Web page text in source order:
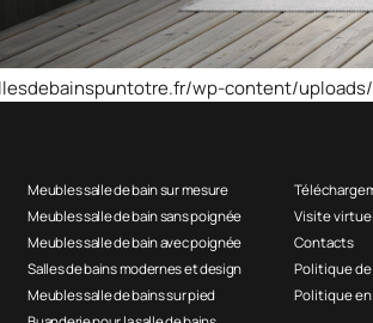
wp-content/
Meubles salle de bain sur mesure
Meubles salle de bain sans poignée
Meubles salle de bain avec poignée
Salles de bains modernes et design
Meubles salle de bains sur pied
Visite
Contacts
Politique
Politique